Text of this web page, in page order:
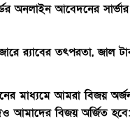
অনলাইন আবেদনের
র‌্যাবের তৎপরতা, জাল
মাধ্যমে আমরা বিজয়
আমাদের বিজয় অর্জিত